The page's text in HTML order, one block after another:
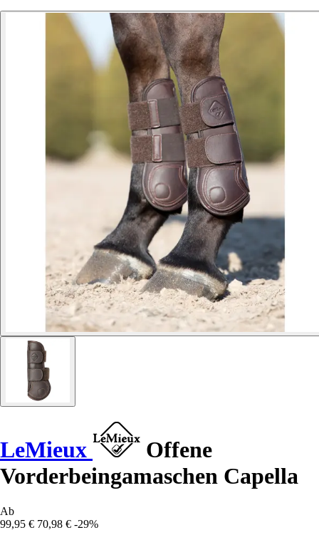
LeMieux
Offene
Vorderbeingamaschen Capella
Ab
99,95 € 70,98 € -29%